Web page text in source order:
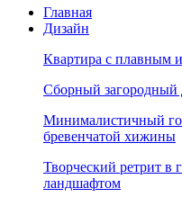
Главная
Дизайн
Квартира с плавным
Сборный загородный
Минималистичный
бревенчатой хижины
Творческий ретрит
ландшафтом